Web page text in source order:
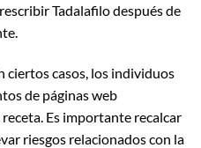
Tadalafilo después de
ciertos casos, los individuos
de páginas web
Es importante recalcar
riesgos relacionados con la